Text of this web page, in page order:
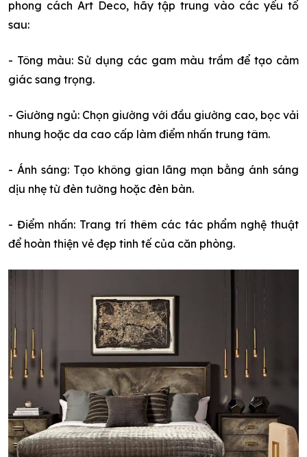
phong cách Art Deco, hãy tập trung vào các yếu tố
sau:
- Tông màu: Sử dụng các gam màu trầm để tạo cảm
giác sang trọng.
- Giường ngủ: Chọn giường với đầu giường cao, bọc vải
nhung hoặc da cao cấp làm điểm nhấn trung tâm.
- Ánh sáng: Tạo không gian lãng mạn bằng ánh sáng
dịu nhẹ từ đèn tường hoặc đèn bàn.
- Điểm nhấn: Trang trí thêm các tác phẩm nghệ thuật
để hoàn thiện vẻ đẹp tinh tế của căn phòng.